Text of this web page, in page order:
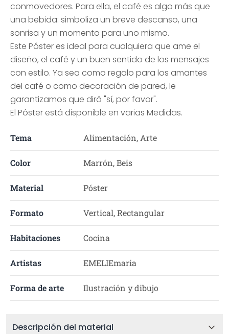
conmovedores. Para ella, el café es algo más que
una bebida: simboliza un breve descanso, una
sonrisa y un momento para uno mismo.
Este Póster es ideal para cualquiera que ame el
diseño, el café y un buen sentido de los mensajes
con estilo. Ya sea como regalo para los amantes
del café o como decoración de pared, le
garantizamos que dirá "sí, por favor".
El Póster está disponible en varias Medidas.
Tema Alimentación, Arte
Color Marrón, Beis
Material Póster
Formato Vertical, Rectangular
Habitaciones Cocina
Artistas EMELIEmaria
Forma de arte Ilustración y dibujo
Descripción del material